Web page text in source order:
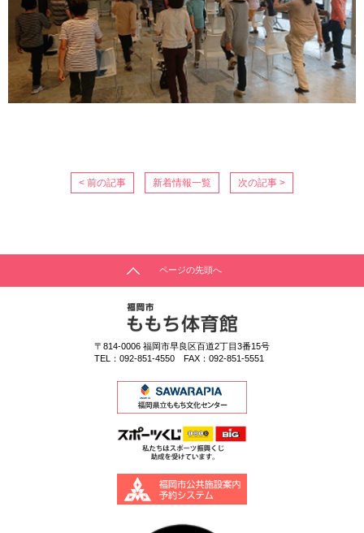
< 前の記事 新着情報一覧 次の記事 >
ページの先頭へ
〒814-0006 福岡市早良区百道2丁目3番15号
TEL： 092-851-4550 FAX：092-851-5551